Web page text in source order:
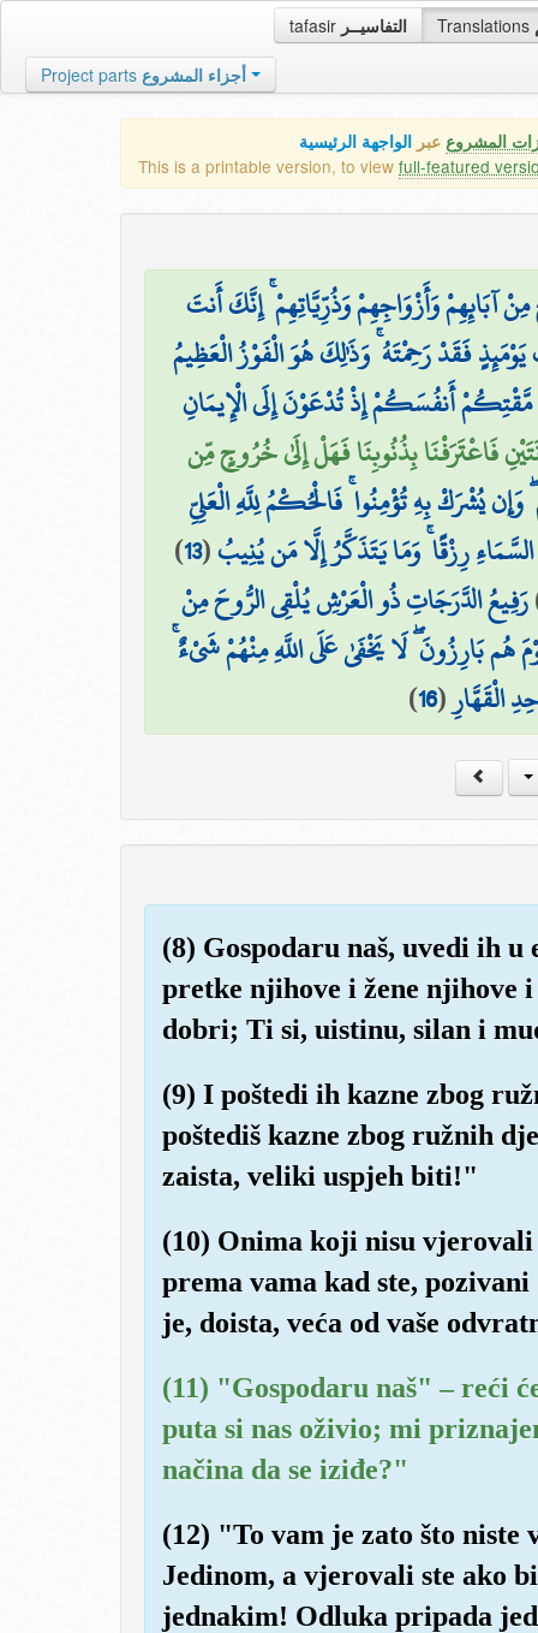
tafasir التفاسيــر Translations
Project parts أجزاء المشروع
المشروع عبر الواجهة الرئيسية
This is a printable version, to view full-featured
وَأَزْوَاجِهِمْ وَذُرِّيَّاتِهِمْ ۚ إِنَّكَ أَنتَ
فَقَدْ رَحِمْتَهُ ۚ وَذَٰلِكَ هُوَ الْفَوْزُ الْعَظِيمُ
أَنفُسَكُمْ إِذْ تُدْعَوْنَ إِلَى الْإِيمَانِ
فَاعْتَرَفْنَا بِذُنُوبِنَا فَهَلْ إِلَىٰ خُرُوجٍ مِّن
يُشْرَكْ بِهِ تُؤْمِنُوا ۚ فَالْحُكْمُ لِلَّهِ الْعَلِيِّ
رِزْقًا ۚ وَمَا يَتَذَكَّرُ إِلَّا مَن يُنِيبُ(
13
)
رَفِيعُ الدَّرَجَاتِ ذُو الْعَرْشِ يُلْقِي الرُّوحَ مِنْ
هُم بَارِزُونَ ۖ لَا يَخْفَىٰ عَلَى اللَّهِ مِنْهُمْ شَيْءٌ
الْقَهَّارِ(
16
)
(8) Gospodaru naš, uvedi ih u
pretke njihove i žene njihove
dobri; Ti si, uistinu, silan i
(9) I poštedi ih kazne zbog
poštediš kazne zbog ružnih
zaista, veliki uspjeh biti!"
(10) Onima koji nisu
prema vama kad ste,
je, doista, veća od vaše
(11) "Gospodaru naš" – reći
puta si nas oživio; mi
načina da se iziđe?"
(12) "To vam je zato što
Jedinom, a vjerovali ste ako
jednakim! Odluka pripada